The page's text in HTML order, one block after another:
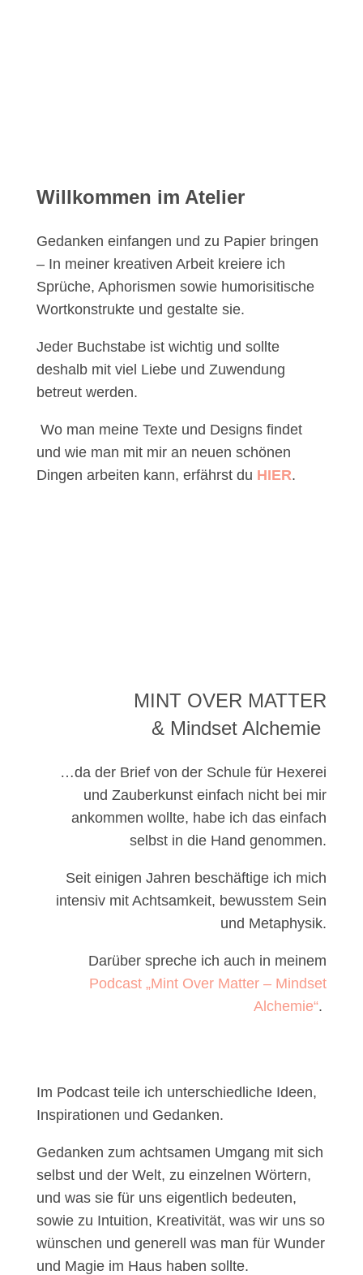
Willkommen im Atelier
Gedanken einfangen und zu Papier bringen
– In meiner kreativen Arbeit kreiere ich
Sprüche, Aphorismen sowie humorisitische
Wortkonstrukte und gestalte sie.
Jeder Buchstabe ist wichtig und sollte
deshalb mit viel Liebe und Zuwendung
betreut werden.
Wo man meine Texte und Designs findet
und wie man mit mir an neuen schönen
Dingen arbeiten kann, erfährst du HIER.
MINT OVER MATTER
& Mindset Alchemie
…da der Brief von der Schule für Hexerei
und Zauberkunst einfach nicht bei mir
ankommen wollte, habe ich das einfach
selbst in die Hand genommen.
Seit einigen Jahren beschäftige ich mich
intensiv mit Achtsamkeit, bewusstem Sein
und Metaphysik.
Darüber spreche ich auch in meinem
Podcast „Mint Over Matter – Mindset
Alchemie“.
Im Podcast teile ich unterschiedliche Ideen,
Inspirationen und Gedanken.
Gedanken zum achtsamen Umgang mit sich
selbst und der Welt, zu einzelnen Wörtern,
und was sie für uns eigentlich bedeuten,
sowie zu Intuition, Kreativität, was wir uns so
wünschen und generell was man für Wunder
und Magie im Haus haben sollte.